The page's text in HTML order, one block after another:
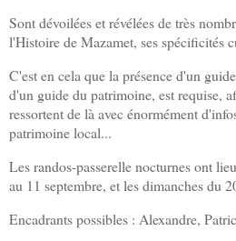
Sont dévoilées et révélées de très
l'Histoire de Mazamet, ses spécificités
C'est en cela que la présence d'un
d'un guide du patrimoine, est requise,
ressortent de là avec énormément
patrimoine local...
Les randos-passerelle nocturnes ont
au 11 septembre, et les dimanches du
Encadrants possibles : Alexandre,